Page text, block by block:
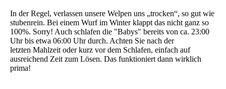
In der Regel, verlassen unsere Welpen uns „trocken“, so gut wie
stubenrein. Bei einem Wurf im Winter klappt das nicht ganz so
100%. Sorry! Auch schlafen die "Babys" bereits von ca. 23:00
Uhr bis etwa 06:00 Uhr durch. Achten Sie nach der
letzten Mahlzeit oder kurz vor dem Schlafen, einfach auf
ausreichend Zeit zum Lösen. Das funktioniert dann wirklich
prima!